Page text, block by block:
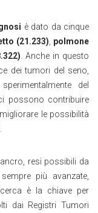
è dato da cinque
(21.233) polmone
. Anche in questo
dei tumori del seno,
del
possono contribuire
le possibilità
resi possibili da
più avanzate,
è la chiave per
dai Registri Tumori